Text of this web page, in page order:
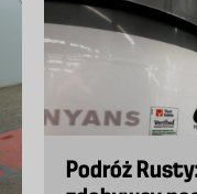
Podróż